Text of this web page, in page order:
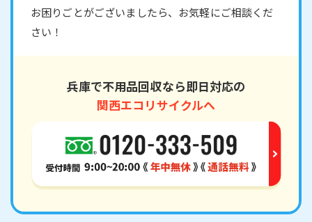
お困りごとがございましたら、お気軽にご相談くだ
さい！
兵庫で不用品回収なら即日対応の
関西エコリサイクルへ